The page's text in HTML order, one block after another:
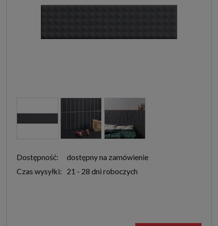
Dostępność:
dostępny na zamówienie
Czas wysyłki:
21 - 28 dni roboczych